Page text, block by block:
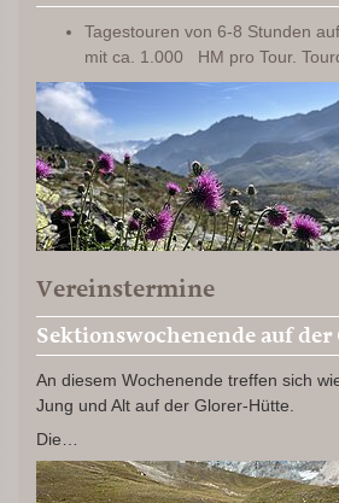
Tagestouren von 6-8 Stunden
mit ca. 1.000 HM pro Tour.
Vereinstermine
Sektionswochenende auf
An diesem Wochenende treffen sich
Jung und Alt auf der Glorer-Hütte.
Die…